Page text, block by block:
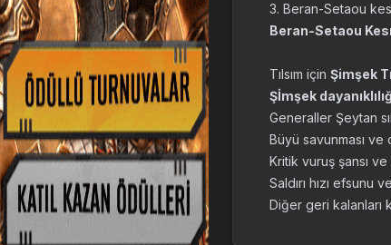
3. Beran-Setaou
Beran-Setaou
Tılsım için Şimşek
Şİmşek
Generaller Şeytan
Büyü savunması ve
Kritik vuruş şansı
Saldırı hızı efsunu
Diğer geri kalanları